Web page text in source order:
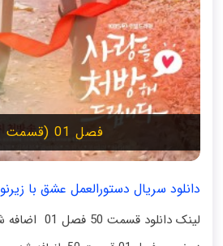
فصل 01 (قسمت 50)
دانلود سریال دستورالعمل عشق با
لینک دانلود قسمت 50 فصل 01 اضافه شد